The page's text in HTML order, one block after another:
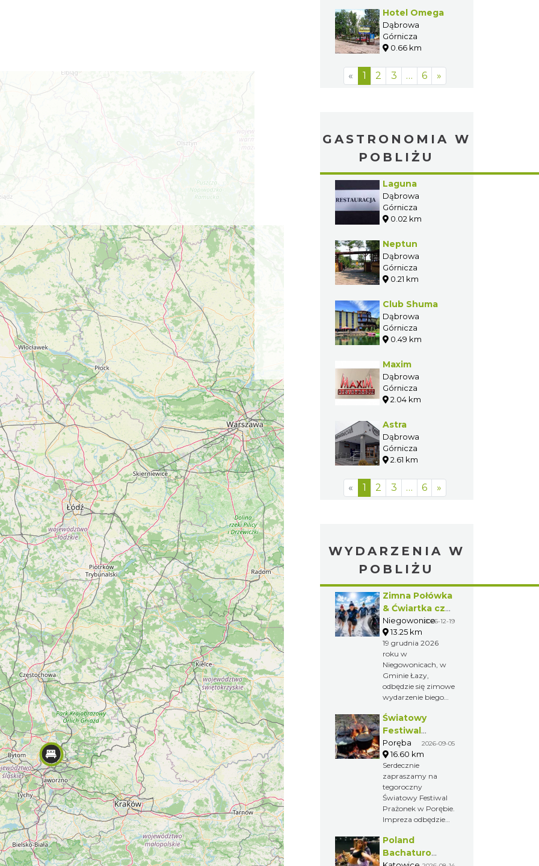
Hotel Omega
Dąbrowa
Górnicza
0.66 km
« 1 2 3 … 6 »
GASTRONOMIA W
POBLIŻU
Laguna
Dąbrowa
Górnicza
0.02 km
Neptun
Dąbrowa
Górnicza
0.21 km
Club Shuma
Dąbrowa
Górnicza
0.49 km
Maxim
Dąbrowa
Górnicza
2.04 km
Astra
Dąbrowa
Górnicza
2.61 km
« 1 2 3 … 6 »
WYDARZENIA W
POBLIŻU
Zimna Połówka
& Ćwiartka czyli
Extremalny
Półmaraton
oraz
Ćwierćmaraton
Jurajski
Niegowonice2026-12-19
13.25 km
19 grudnia 2026
roku w
Niegowonicach, w
Gminie Łazy,
odbędzie się zimowe
wydarzenie biegowe
jurajskim klimacie.
Zimna Połówka i
Chłodna Ćwiartka
to propozycja dla
osób, które szukają
zwykłego biegu. Na
uczestników czekają
terenowe trasy,
wymagające
leśne odcinki,
otwarte przestrzenie
Światowy
Festiwal
Prażonek w
Porębie
Poręba 2026-09-05
16.60 km
Serdecznie
zapraszamy na
tegoroczny
Światowy Festiwal
Prażonek w Porębie.
Impreza odbędzie
2026r.
Poland
Bachaturo